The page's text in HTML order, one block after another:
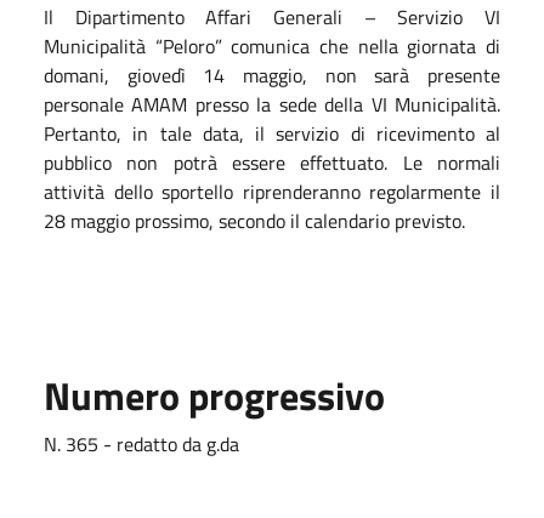
Il Dipartimento Affari Generali – Servizio VI
Municipalità “Peloro” comunica che nella giornata di
domani, giovedì 14 maggio, non sarà presente
personale AMAM presso la sede della VI Municipalità.
Pertanto, in tale data, il servizio di ricevimento al
pubblico non potrà essere effettuato. Le normali
attività dello sportello riprenderanno regolarmente il
28 maggio prossimo, secondo il calendario previsto.
Numero progressivo
N. 365 - redatto da g.da